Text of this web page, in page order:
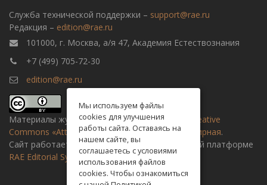
Служба технической поддержки – support@rae.ru
Редакция – edition@rae.ru
101000, г. Москва, а/я 47, Академия Естествознания
+7 (499) 705-72-30
edition@rae.ru
Материалы журнала доступны полицензии Creative
Commons «Attribution» («Атрибуция») 4.0 Всемирная.
Сайт работает на универсальной издательской платформе
RAE Editorial System
Мы используем файлы
cookies для улучшения
работы сайта. Оставаясь на
нашем сайте, вы
соглашаетесь с условиями
использования файлов
cookies. Чтобы ознакомиться